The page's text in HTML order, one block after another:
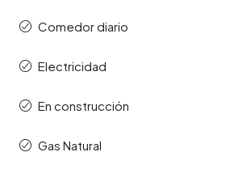
Comedor diario
Electricidad
En construcción
Gas Natural